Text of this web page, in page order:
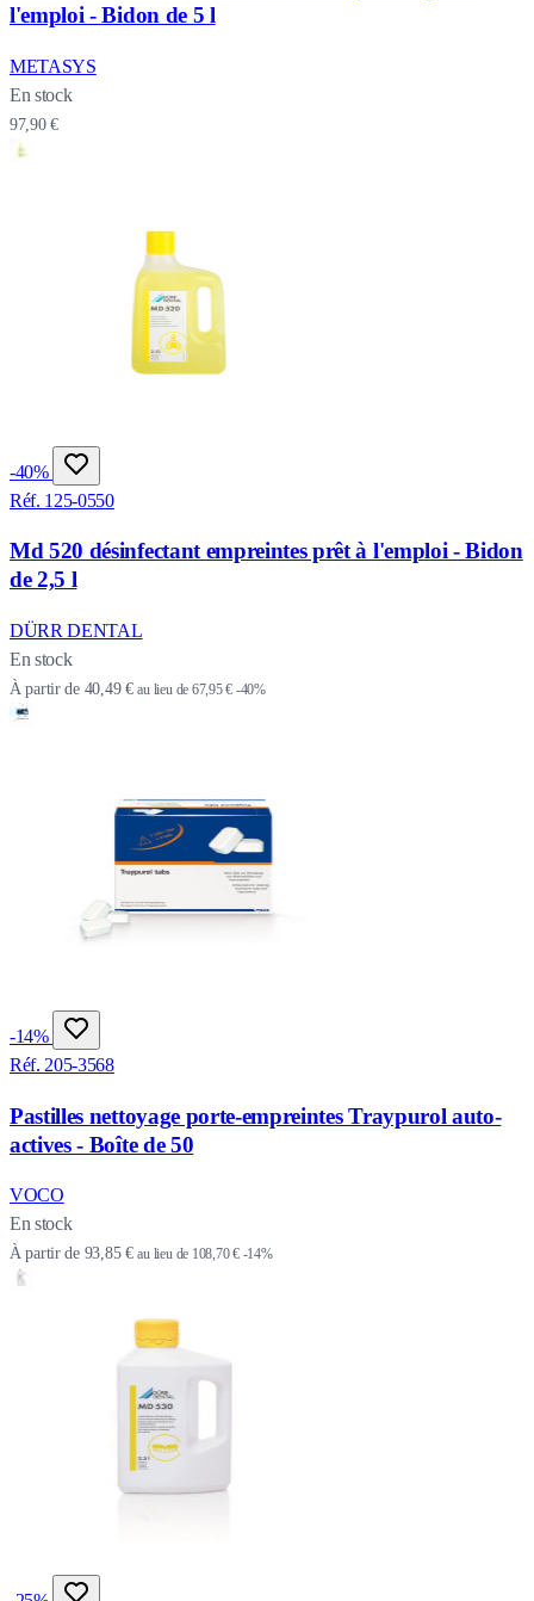
l'emploi - Bidon de 5 l
METASYS
En stock
97,90 €
-40%
Réf. 125-0550
Md 520 désinfectant empreintes prêt à l'emploi - Bidon
de 2,5 l
DÜRR DENTAL
En stock
À partir de 40,49 € au lieu de 67,95 € -40%
-14%
Réf. 205-3568
Pastilles nettoyage porte-empreintes Traypurol auto-
actives - Boîte de 50
VOCO
En stock
À partir de 93,85 € au lieu de 108,70 € -14%